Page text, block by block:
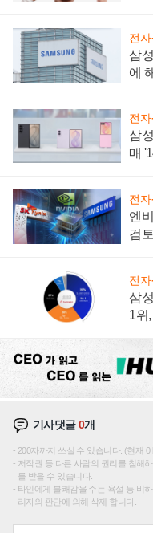
전자
삼
에
전자
삼
매
전자
엔
검
전자
삼
1위
기사댓글0개
200자까지 쓰실 수 있습니다. (현재 0
저작권 등 다른 사람의 권리를 침해
를 받을 수 있습니다.
타인에게 불쾌감을 주는 욕설 등 비
리자의 판단에 의해 삭제 합니다.